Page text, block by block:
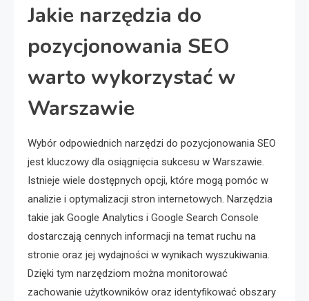
Jakie narzędzia do
pozycjonowania SEO
warto wykorzystać w
Warszawie
Wybór odpowiednich narzędzi do pozycjonowania SEO
jest kluczowy dla osiągnięcia sukcesu w Warszawie.
Istnieje wiele dostępnych opcji, które mogą pomóc w
analizie i optymalizacji stron internetowych. Narzędzia
takie jak Google Analytics i Google Search Console
dostarczają cennych informacji na temat ruchu na
stronie oraz jej wydajności w wynikach wyszukiwania.
Dzięki tym narzędziom można monitorować
zachowanie użytkowników oraz identyfikować obszary